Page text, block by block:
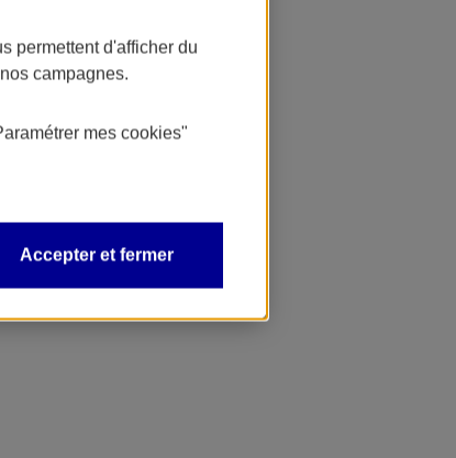
permettent d'afficher du
campagnes.
mes cookies"
Accepter et fermer